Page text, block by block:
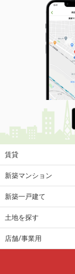
賃貸
新築マンション
新築一戸建て
土地を探す
店舗/事業用